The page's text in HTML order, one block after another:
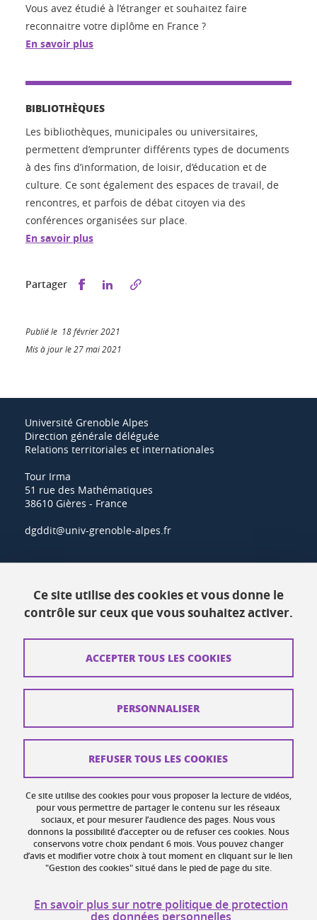
Vous avez étudié à l’étranger et souhaitez faire
reconnaitre votre diplôme en France ?
En savoir plus
BIBLIOTHÈQUES
Les bibliothèques, municipales ou universitaires,
permettent d’emprunter différents types de documents
à des fins d’information, de loisir, d’éducation et de
culture. Ce sont également des espaces de travail, de
rencontres, et parfois de débat citoyen via des
conférences organisées sur place.
En savoir plus
Partager Partager sur Facebook
Partager sur LinkedIn
Publié le 18 février 2021
Mis à jour le 27 mai 2021
Université Grenoble Alpes
Direction générale déléguée
Relations territoriales et internationales
Tour Irma
51 rue des Mathématiques
38610 Gières - France
dgddit@univ-grenoble-alpes.fr
Ressources
Contacts
Plans d'accès
Mentions légales
Plan du site web
Gestion des cookies
Accessibilité : non conforme
Ce site utilise des cookies et vous donne le
contrôle sur ceux que vous souhaitez activer.
Ce site utilise des cookies pour vous proposer la lecture de vidéos,
pour vous permettre de partager le contenu sur les réseaux
sociaux, et pour mesurer l’audience des pages. Nous vous
donnons la possibilité d’accepter ou de refuser ces cookies. Nous
conservons votre choix pendant 6 mois. Vous pouvez changer
d’avis et modifier votre choix à tout moment en cliquant sur le lien
"Gestion des cookies" situé dans le pied de page du site.
En savoir plus sur notre politique de protection
des données personnelles
ACCEPTER TOUS LES COOKIES
REFUSER TOUS LES COOKIES
PERSONNALISER